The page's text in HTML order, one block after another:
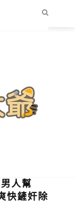
人幫
快鏟奸除